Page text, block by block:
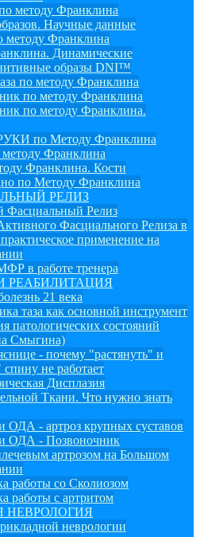
методу Франклина
Научные данные
методу Франклина
Динамические
образы DNI™
по методу Франклина
по методу Франклина
по методу Франклина.
по Методу Франклина
Франклина
Франклина. Кости
по Методу Франклина
РЕЛИЗ
Фасциальный Релиз
Фасциального Релиза в
применение на
в работе тренера
РЕАБИЛИТАЦИЯ
21 века
таза как основной инструмент
патологических состояний
Смыгина)
- почему "растянуть" и
спину не работает
Дисплазия
Ткани. Что нужно знать
ОДА - артроз крупных суставов
ОДА - Позвоночник
артрозом на Большом
работы со Сколиозом
работы с артритом
НЕВРОЛОГИЯ
неврологии